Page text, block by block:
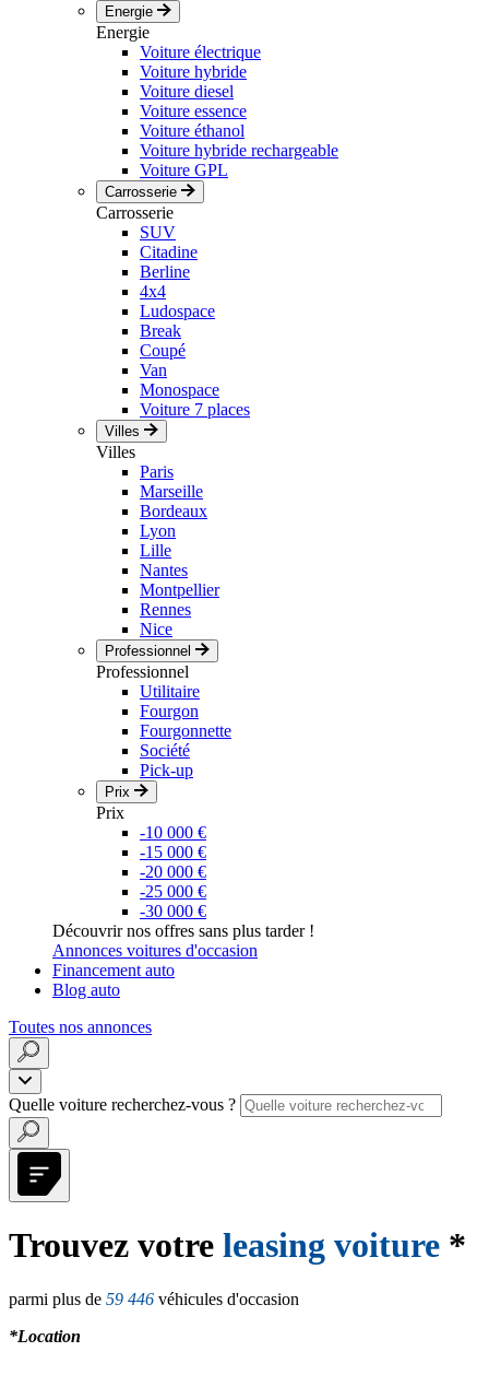
Energie
Energie
Voiture électrique
Voiture hybride
Voiture diesel
Voiture essence
Voiture éthanol
Voiture hybride rechargeable
Voiture GPL
Carrosserie
Carrosserie
SUV
Citadine
Berline
4x4
Ludospace
Break
Coupé
Van
Monospace
Voiture 7 places
Villes
Villes
Paris
Marseille
Bordeaux
Lyon
Lille
Nantes
Montpellier
Rennes
Nice
Professionnel
Professionnel
Utilitaire
Fourgon
Fourgonnette
Société
Pick-up
Prix
Prix
-10 000 €
-15 000 €
-20 000 €
-25 000 €
-30 000 €
Découvrir nos offres sans plus tarder !
Annonces voitures d'occasion
Financement auto
Blog auto
Toutes nos annonces
Quelle voiture recherchez-vous ?
Trouvez votre leasing voiture *
parmi plus de 59 446 véhicules d'occasion
*Location